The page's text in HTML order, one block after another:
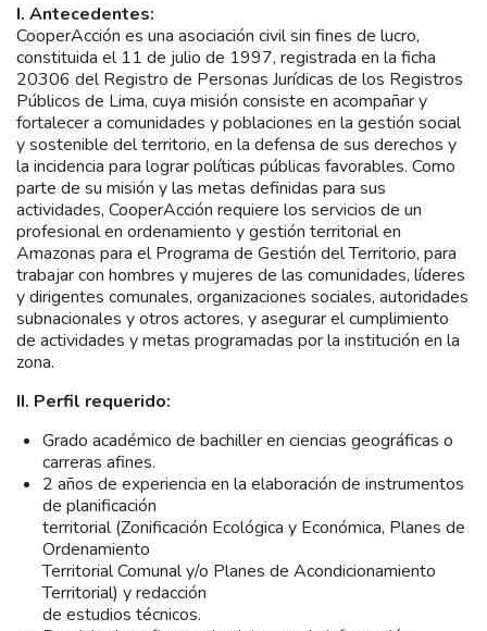
I. Antecedentes:
CooperAcción es una asociación civil sin fines de lucro,
constituida el 11 de julio de 1997, registrada en la ficha
20306 del Registro de Personas Jurídicas de los Registros
Públicos de Lima, cuya misión consiste en acompañar y
fortalecer a comunidades y poblaciones en la gestión social
y sostenible del territorio, en la defensa de sus derechos y
la incidencia para lograr políticas públicas favorables. Como
parte de su misión y las metas definidas para sus
actividades, CooperAcción requiere los servicios de un
profesional en ordenamiento y gestión territorial en
Amazonas para el Programa de Gestión del Territorio, para
trabajar con hombres y mujeres de las comunidades, líderes
y dirigentes comunales, organizaciones sociales, autoridades
subnacionales y otros actores, y asegurar el cumplimiento
de actividades y metas programadas por la institución en la
zona.
II. Perfil requerido:
Grado académico de bachiller en ciencias geográficas o
carreras afines.
2 años de experiencia en la elaboración de instrumentos
de planificación
territorial (Zonificación Ecológica y Económica, Planes de
Ordenamiento
Territorial Comunal y/o Planes de Acondicionamiento
Territorial) y redacción
de estudios técnicos.